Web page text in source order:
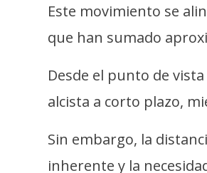
l
i
c
i
a
Este movimiento se
que han sumado
Desde el punto de
alcista a corto plazo,
Sin embargo, la
inherente y la